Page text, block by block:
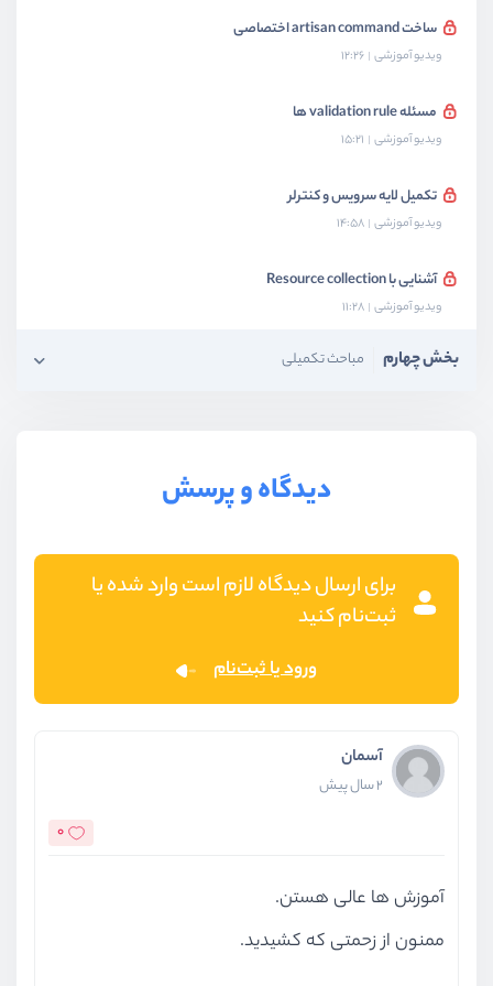
ساخت artisan command اختصاصی
ویدیو آموزشی 12:26
مسئله validation rule ها
ویدیو آموزشی 15:21
تکمیل لایه سرویس و کنترلر
ویدیو آموزشی 14:58
آشنایی با Resource collection
ویدیو آموزشی 11:28
بخش چهارم مباحث تکمیلی
دیدگاه و پرسش
برای ارسال دیدگاه لازم است وارد شده یا
ثبت‌نام کنید
ورود یا ثبت‌نام
آسمان
2 سال پیش
0
آموزش ها عالی هستن.
ممنون از زحمتی که کشیدید.